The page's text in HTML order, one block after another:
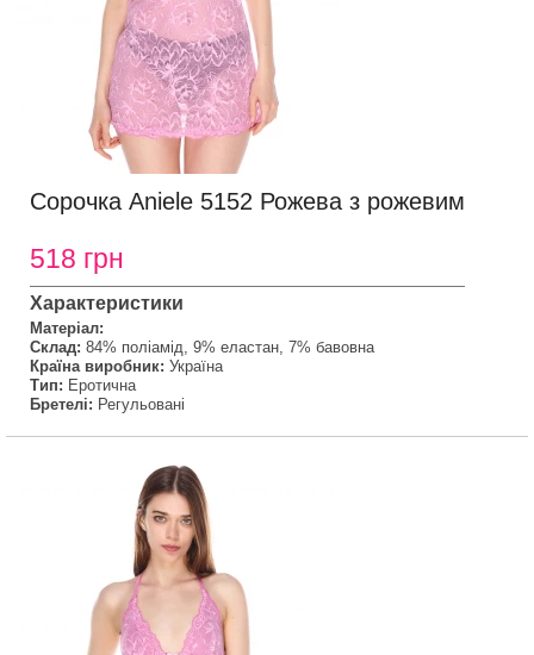
Сорочка Aniele 5152 Рожева з рожевим
518 грн
Характеристики
Матеріал:
Склад: 84% поліамід, 9% еластан, 7% бавовна
Країна виробник: Україна
Тип: Еротична
Бретелі: Регульовані